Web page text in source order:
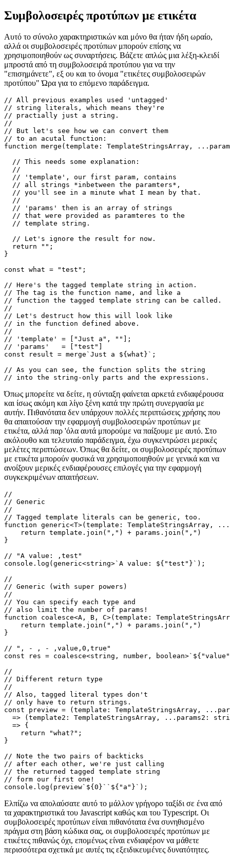
// "Hi everybody: Tom, Luke!"
Συμβολοσειρές προτύπων με ετικέτα
Αυτό το σύνολο χαρακτηριστικών και μόνο θα ήταν ήδη ωραίο,
αλλά οι συμβολοσειρές προτύπων μπορούν επίσης να
χρησιμοποιηθούν ως συναρτήσεις. Βάζετε απλώς μια λέξη-κλειδί
"επισημάνετε", εξ ου και το όνομα "ετικέτες συμβολοσειρών
προτύπου" Ώρα για το επόμενο παράδειγμα.
// All previous examples used 'untagged'
// string literals, which means they're
// practially just a string.
// But let's see how we can convert them
// to an acutal function:
function merge(template: TemplateStringsArray,
  // This needs some explanation:
  //
  // 'template', our first param, contains
  // all strings *inbetween the paramters*,
  // you'll see in a minute what I mean by that.
  //
  // 'params' then is an array of strings
  // that were provided as paramteres to the
  // template string.
  // Let's ignore the result for now.
}
const what = "test";
// Here's the tagged template string in action.
// The tag is the function name, and like a
// function the tagged template string can be called.
//
// Let's destruct how this will look like
// in the function defined above.
// 'template' = ["Just a", ""];
// 'params'   = ["test"]
const result = merge`Just a ${what}`;
// As you can see, the function splits the string
Όπως μπορείτε να δείτε, η σύνταξη φαίνεται αρκετά ενδιαφέρουσα
και ίσως ακόμη και λίγο ξένη κατά την πρώτη συνεργασία με
αυτήν. Πιθανότατα δεν υπάρχουν πολλές περιπτώσεις χρήσης που
θα απαιτούσαν την εφαρμογή συμβολοσειρών προτύπων με
ετικέτα, αλλά παρ 'όλα αυτά μπορούμε να παίξουμε με αυτό. Στο
ακόλουθο και τελευταίο παράδειγμα, έχω συγκεντρώσει μερικές
μελέτες περιπτώσεων. Όπως θα δείτε, οι συμβολοσειρές προτύπων
ανοίξουν μερικές ενδιαφέρουσες επιλογές για την εφαρμογή
συγκεκριμένων απαιτήσεων.
//
// Generic
//
function generic<T>(template: TemplateStringsArray,
    return template.join(",") + params.join(",")
// "A value: ,test"
console.log(generic<string>`A value: ${"test"}`);
//
// Generic (with super powers)
// You can specify each type and
function coalesce<A, B, C>(template:
    return template.join(",") + params.join(",")
// ", - , - ,value,0,true"
const res = coalesce<string, number,
//
// Different return type
// Also, tagged literal types don't
// only have to return strings.
const preview = (template: TemplateStringsArray,
  => {
    return "what?";
}
// Note the two pairs of backticks
// after each other, we're just calling
// the returned tagged template string
// form our first one!
Ελπίζω να απολαύσατε αυτό το μάλλον γρήγορο ταξίδι σε ένα από
τα χαρακτηριστικά του Javascript καθώς και του Typescript. Οι
συμβολοσειρές προτύπων είναι πιθανότατα ένα συνηθισμένο